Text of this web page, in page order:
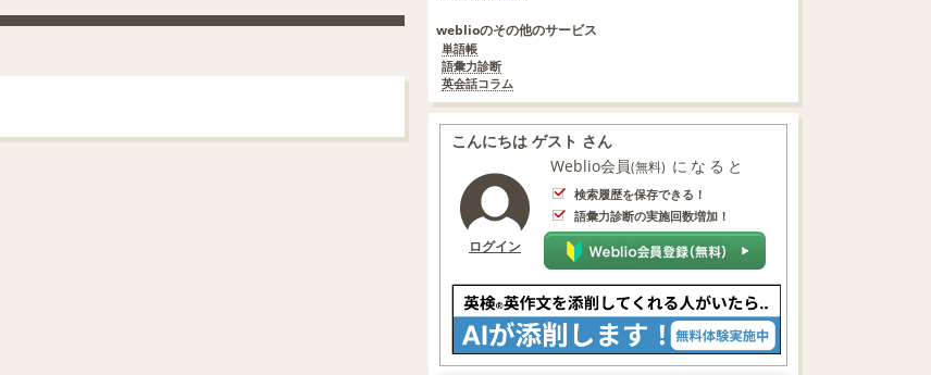
weblioのその他のサービス
単語帳
語彙力診断
英会話コラム
こんにちは ゲスト さん
ログイン
Weblio会員(無料) になると
検索履歴を保存できる！
語彙力診断の実施回数増加！